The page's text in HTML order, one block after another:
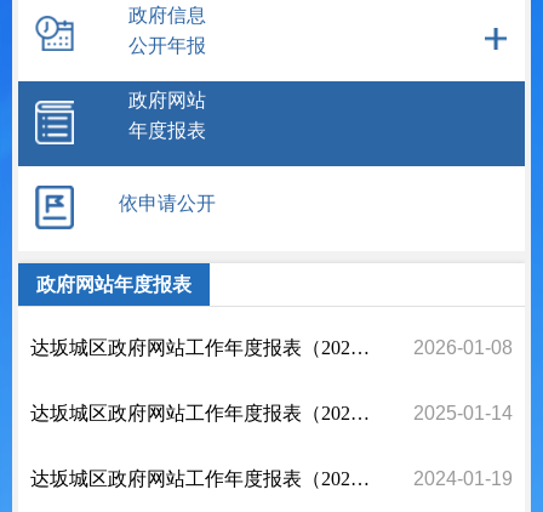
政府信息
公开年报
政府网站
年度报表
依申请公开
政府网站年度报表
达坂城区政府网站工作年度报表（2025年度） 2026-01-08
达坂城区政府网站工作年度报表（2024年） 2025-01-14
达坂城区政府网站工作年度报表（2023年） 2024-01-19